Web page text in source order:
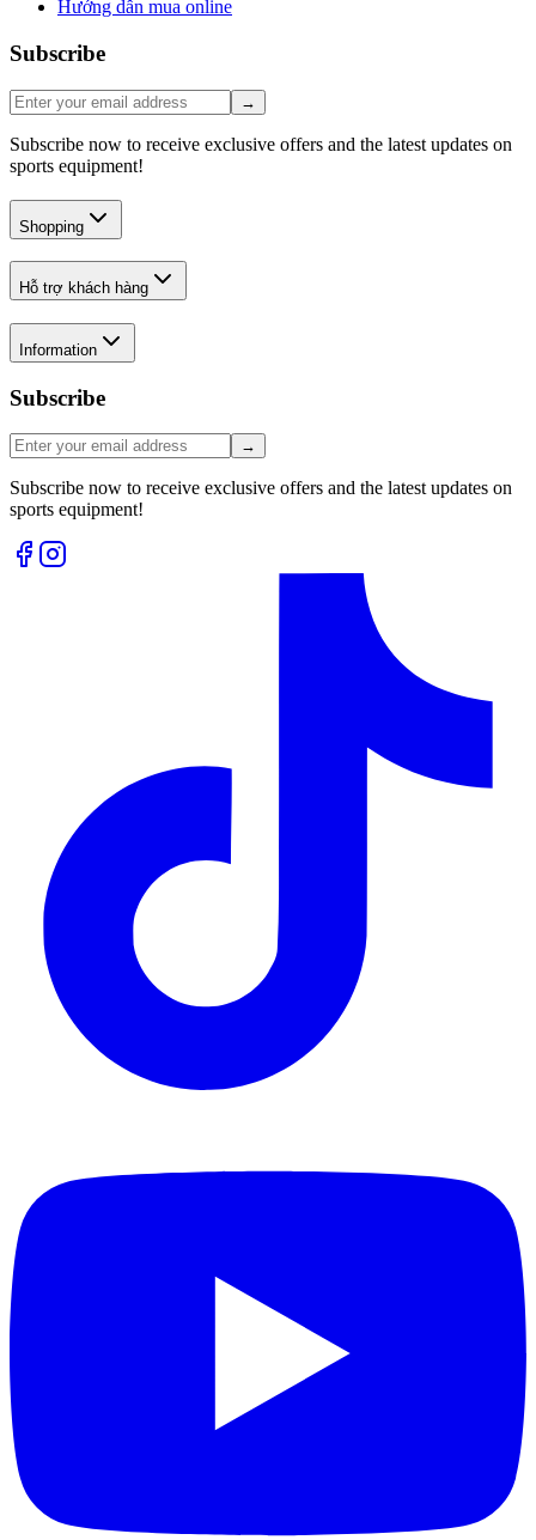
Hướng dẫn mua online
Subscribe
→
Subscribe now to receive exclusive offers and the latest updates on
sports equipment!
Shopping
Hỗ trợ khách hàng
Information
Subscribe
→
Subscribe now to receive exclusive offers and the latest updates on
sports equipment!